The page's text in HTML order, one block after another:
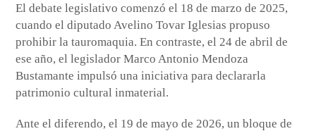
El debate legislativo comenzó el 18 de marzo de 2025,
cuando el diputado Avelino Tovar Iglesias propuso
prohibir la tauromaquia. En contraste, el 24 de abril de
ese año, el legislador Marco Antonio Mendoza
Bustamante impulsó una iniciativa para declararla
patrimonio cultural inmaterial.
Ante el diferendo, el 19 de mayo de 2026, un bloque de